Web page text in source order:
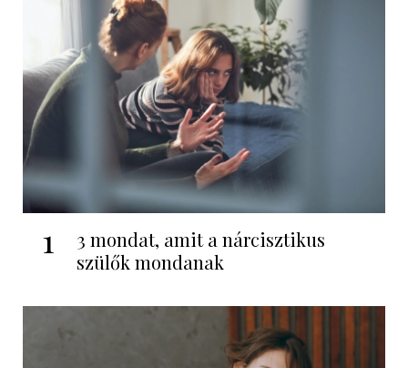
1
3 mondat, amit a nárcisztikus
szülők mondanak